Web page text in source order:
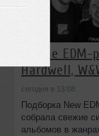
Новые EDM-
Hardwell,
сегодня в 13:08
Подборка New
собрала свежие
альбомов в